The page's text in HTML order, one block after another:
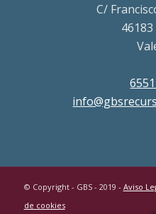
C/
46183
© Copyright - GBS - 2019 - Aviso
de cookies